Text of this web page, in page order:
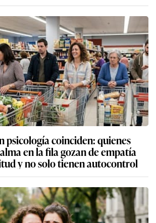
psicología coinciden: quienes
en la fila gozan de empatía
y no solo tienen autocontrol